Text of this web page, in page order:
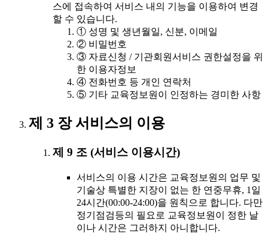
스에 접속하여 서비스 내의 기능을 이용하여 변경
할 수 있습니다.
① 성명 및 생년월일, 신분, 이메일
② 비밀번호
③ 자료신청 / 기관회원서비스 권한설정을 위
한 이용자정보
④ 전화번호 등 개인 연락처
⑤ 기타 교육정보원이 인정하는 경미한 사항
제 3 장 서비스의 이용
제 9 조 (서비스 이용시간)
서비스의 이용 시간은 교육정보원의 업무 및
기술상 특별한 지장이 없는 한 연중무휴, 1일
24시간(00:00-24:00)을 원칙으로 합니다. 다만
정기점검등의 필요로 교육정보원이 정한 날
이나 시간은 그러하지 아니합니다.